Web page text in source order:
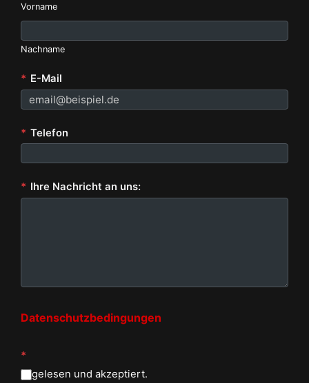
Vorname
Nachname
* E-Mail
* Telefon
* Ihre Nachricht an uns:
Datenschutzbedingungen
*
gelesen und akzeptiert.